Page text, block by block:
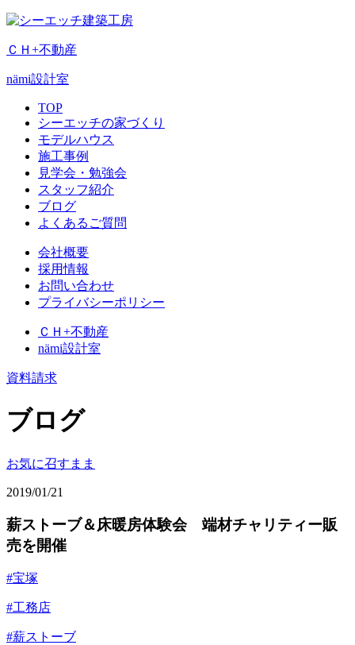
ＣＨ+不動産
nämi設計室
TOP
シーエッチの家づくり
モデルハウス
施工事例
見学会・勉強会
スタッフ紹介
ブログ
よくあるご質問
会社概要
採用情報
お問い合わせ
プライバシーポリシー
ＣＨ+不動産
nämi設計室
資料請求
ブログ
お気に召すまま
2019/01/21
薪ストーブ＆床暖房体験会 端材チャリティー販
売を開催
#宝塚
#工務店
#薪ストーブ